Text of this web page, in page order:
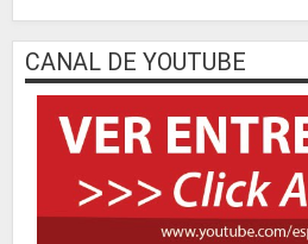
CANAL DE YOUTUBE